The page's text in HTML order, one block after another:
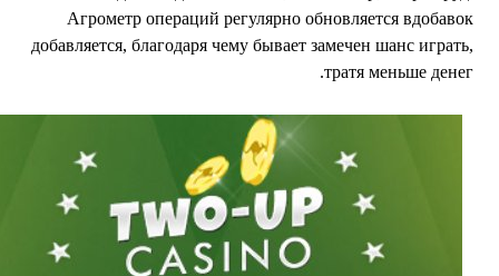
Агрометр операций регулярно обновляется
добавляется, благодаря чему бывает замечен шанс
тратя меньше